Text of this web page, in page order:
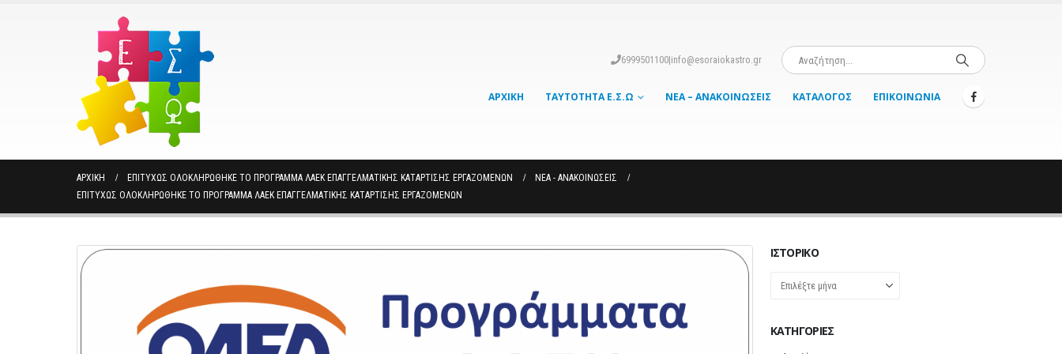
6999501100|info@esoraiokastro.gr
ΑΡΧΙΚΉ ΤΑΥΤΌΤΗΤΑ Ε.Σ.Ω ΝΈΑ – ΑΝΑΚΟΙΝΏΣΕΙΣ ΚΑΤΆΛΟΓΟΣ ΕΠΙΚΟΙΝΩΝΊΑ
ΑΡΧΙΚΉ ΕΠΙΤΥΧΩΣ ΟΛΟΚΛΗΡΩΘΗΚΕ ΤΟ ΠΡΟΓΡΑΜΜΑ ΛΑΕΚ ΕΠΑΓΓΕΛΜΑΤΙΚΗΣ ΚΑΤΑΡΤΙΣΗΣ ΕΡΓΑΖΟΜΕΝΩΝ
ΝΈΑ - ΑΝΑΚΟΙΝΏΣΕΙΣ
ΕΠΙΤΥΧΩΣ ΟΛΟΚΛΗΡΩΘΗΚΕ ΤΟ ΠΡΟΓΡΑΜΜΑ ΛΑΕΚ ΕΠΑΓΓΕΛΜΑΤΙΚΗΣ ΚΑΤΑΡΤΙΣΗΣ ΕΡΓΑΖΟΜΕΝΩΝ
ΙΣΤΟΡΙΚΌ
Ιστορικό
KΑΤΗΓΟΡΊΕΣ